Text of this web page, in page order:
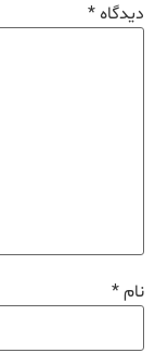
دیدگاه*
نام*